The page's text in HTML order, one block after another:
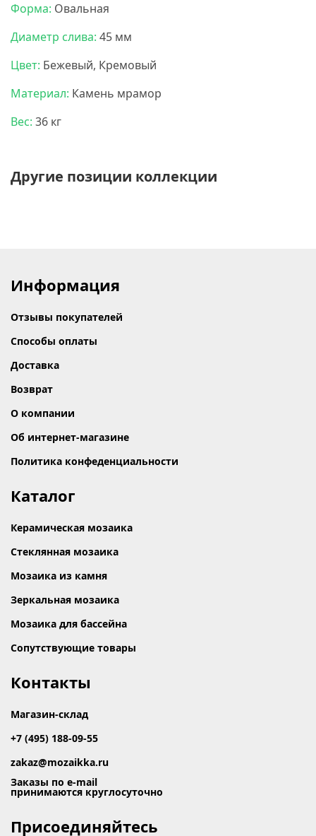
Форма: Овальная
Диаметр слива: 45 мм
Цвет: Бежевый, Кремовый
Материал: Камень мрамор
Вес: 36 кг
Другие позиции коллекции
Информация
Отзывы покупателей
Способы оплаты
Доставка
Возврат
О компании
Об интернет-магазине
Политика конфеденциальности
Каталог
Керамическая мозаика
Стеклянная мозаика
Мозаика из камня
Зеркальная мозаика
Мозаика для бассейна
Сопутствующие товары
Контакты
Магазин-склад
+7 (495) 188-09-55
zakaz@mozaikka.ru
Заказы по e-mail
принимаются круглосуточно
Присоединяйтесь